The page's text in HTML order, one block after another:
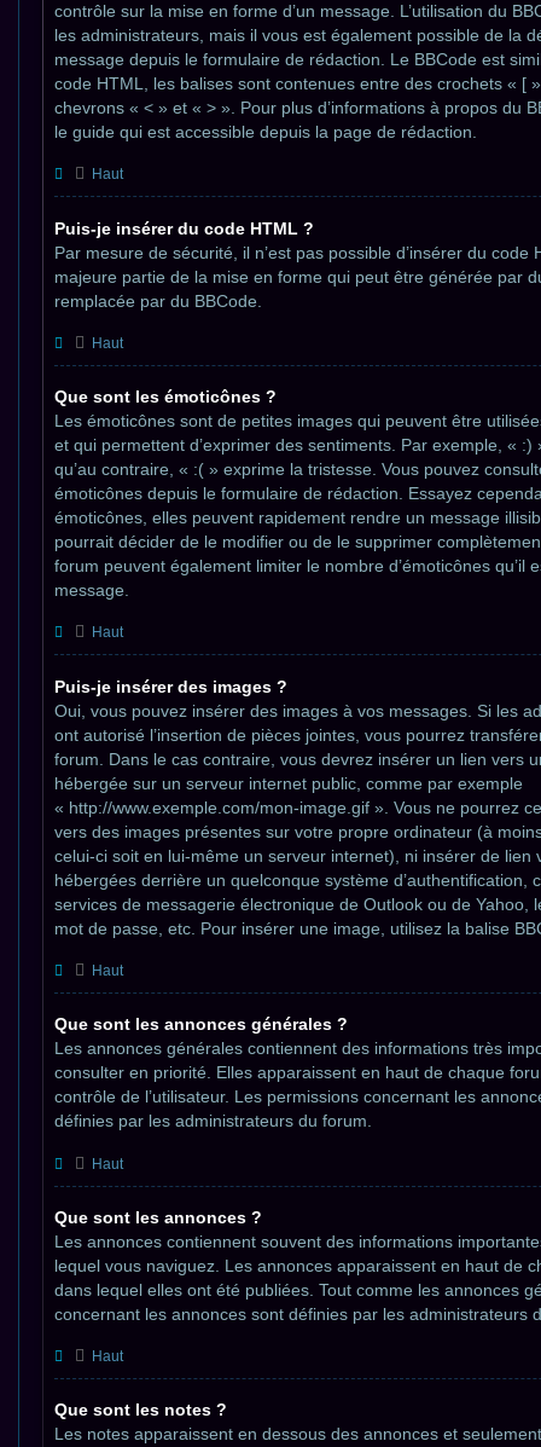
contrôle sur la mise en forme d’un message. L’utilisation du
les administrateurs, mais il vous est également possible de la
message depuis le formulaire de rédaction. Le BBCode est
code HTML, les balises sont contenues entre des crochets « [
chevrons « < » et « > ». Pour plus d’informations à propos du
le guide qui est accessible depuis la page de rédaction.
Haut
Puis-je insérer du code HTML ?
Par mesure de sécurité, il n’est pas possible d’insérer du code
majeure partie de la mise en forme qui peut être générée par
remplacée par du BBCode.
Haut
Que sont les émoticônes ?
Les émoticônes sont de petites images qui peuvent être
et qui permettent d’exprimer des sentiments. Par exemple, « :)
qu’au contraire, « :( » exprime la tristesse. Vous pouvez
émoticônes depuis le formulaire de rédaction. Essayez
émoticônes, elles peuvent rapidement rendre un message
pourrait décider de le modifier ou de le supprimer
forum peuvent également limiter le nombre d’émoticônes qu’il
message.
Haut
Puis-je insérer des images ?
Oui, vous pouvez insérer des images à vos messages. Si les
ont autorisé l’insertion de pièces jointes, vous pourrez
forum. Dans le cas contraire, vous devrez insérer un lien vers
hébergée sur un serveur internet public, comme par exemple
« http://www.exemple.com/mon-image.gif ». Vous ne pourrez
vers des images présentes sur votre propre ordinateur (à
celui-ci soit en lui-même un serveur internet), ni insérer de lien
hébergées derrière un quelconque système d’authentification,
services de messagerie électronique de Outlook ou de Yahoo,
mot de passe, etc. Pour insérer une image, utilisez la balise
Haut
Que sont les annonces générales ?
Les annonces générales contiennent des informations très
consulter en priorité. Elles apparaissent en haut de chaque
contrôle de l’utilisateur. Les permissions concernant les
définies par les administrateurs du forum.
Haut
Que sont les annonces ?
Les annonces contiennent souvent des informations
lequel vous naviguez. Les annonces apparaissent en haut de
dans lequel elles ont été publiées. Tout comme les annonces
concernant les annonces sont définies par les administrateurs
Haut
Que sont les notes ?
Les notes apparaissent en dessous des annonces et